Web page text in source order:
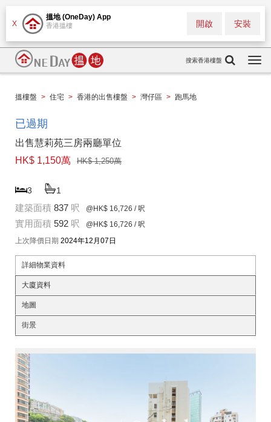
X
搵地 (OneDay) App
香港搵樓 安裝
開啟
搜索香港樓盤
搵樓盤 > 住宅 > 香港的出售樓盤 > 灣仔區 > 跑馬地
已過期
出售慧莉苑三房兩廳單位
HK$ 1,150萬
HK$ 1,250萬
3 1
建築面積 837 呎 @HK$ 16,726 / 呎
實用面積 592 呎 @HK$ 16,726 / 呎
上次降價日期 2024年12月07日
詳細物業資料
大廈資料
地圖
街景